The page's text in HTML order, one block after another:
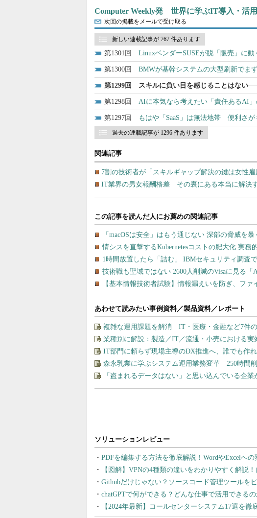
Computer Weekly発 世界に学ぶIT導入・活
次回の掲載をメールで受け取る
新しい連載記事が 767 件あります
1301 LinuxベンダーSUSEが脱「販売」に動
1300 BMWが基幹システムの大型刷新でま
1299 スキルに負い目を感じることはない
1298 AIに本気なら考えたい「責任あるAI
1297 もはや「SaaS」は無法地帯 便利さが
過去の連載記事が 1296 件あります
関連記事
7割の技術者が「スキルギャップ解決の鍵は女性
IT業界の男女報酬格差 その裏にある本当に解決
あわせて読みたい事例資料／製品資料／レポート
複雑な運用課題を解消 IT・医療・金融など7件
業種別に解説：製造／IT／流通・小売における実
IT部門に頼らず現場主導のDX推進へ、誰でも作
森永乳業に学ぶシステム運用業務変革 250時間
「盗まれるデータはない」と思い込んでいる企
PDFを編集する方法を徹底解説！WordやExcelへ
【図解】VPNの4種類の違いをわかりやすく解説
Githubだけじゃない？ソースコード管理ツールを
chatGPTで何ができる？どんな仕事で活用できる
【2024年最新】コールセンターシステム17選を